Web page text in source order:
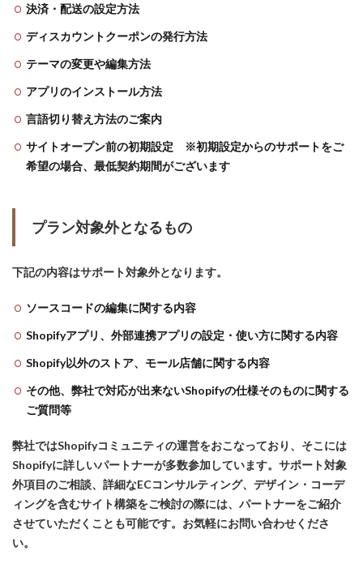
決済・配送の設定方法
ディスカウントクーポンの発行方法
テーマの変更や編集方法
アプリのインストール方法
言語切り替え方法のご案内
サイトオープン前の初期設定 ※初期設定からのサポートをご
希望の場合、最低契約期間がございます
プラン対象外となるもの
下記の内容はサポート対象外となります。
ソースコードの編集に関する内容
Shopifyアプリ、外部連携アプリの設定・使い方に関する内容
Shopify以外のストア、モール店舗に関する内容
その他、弊社で対応が出来ないShopifyの仕様そのものに関する
ご質問等
弊社ではShopifyコミュニティの運営をおこなっており、そこには
Shopifyに詳しいパートナーが多数参加しています。サポート対象
外項目のご相談、詳細なECコンサルティング、デザイン・コーデ
ィングを含むサイト構築をご検討の際には、パートナーをご紹介
させていただくことも可能です。お気軽にお問い合わせくださ
い。